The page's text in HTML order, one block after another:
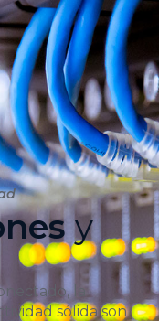
y
la
sólida son